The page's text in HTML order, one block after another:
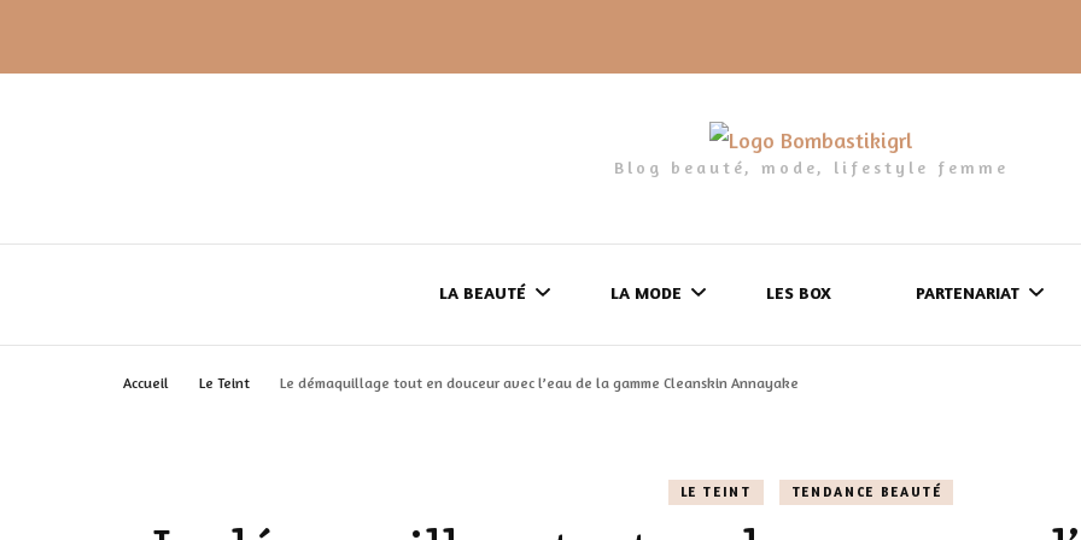
Blog beauté, mode, lifestyle femme
LA BEAUTÉ
LES GELS-DOUCHE
LA MODE
MES LOOKS
LES BOX PARTENARIAT
CONFIDENTIALITÉ
Accueil Le Teint Le démaquillage tout en douceur avec l’eau de la gamme Cleanskin Annayake
LE TEINT TENDANCE BEAUTÉ